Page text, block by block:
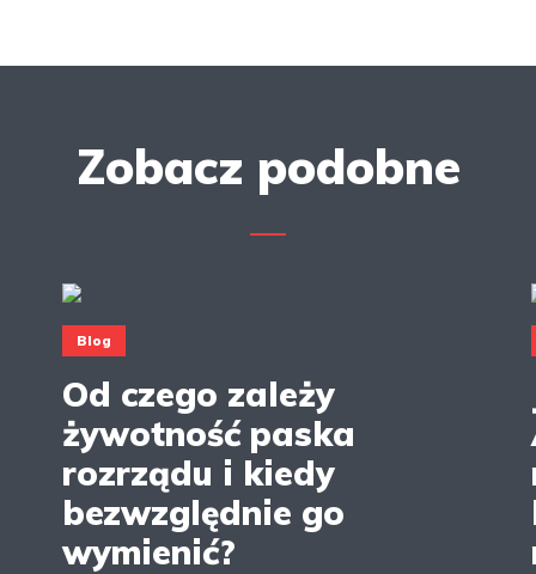
Zobacz podobne
Blog
Od czego zależy
żywotność paska
rozrządu i kiedy
bezwzględnie go
wymienić?